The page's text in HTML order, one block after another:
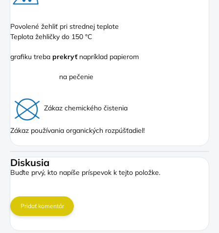
Povolené žehliť pri strednej teplote
Teplota žehličky do 150 °C
grafiku treba prekryť napríklad papierom
na pečenie
Zákaz chemického čistenia
Zákaz používania organických rozpúšťadiel!
Diskusia
Buďte prvý, kto napíše príspevok k tejto položke.
Pridať komentár